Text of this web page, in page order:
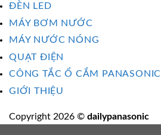
ĐÈN LED
MÁY BƠM NƯỚC
MÁY NƯỚC NÓNG
QUẠT ĐIỆN
CÔNG TẮC Ổ CẮM PANASONIC
GIỚI THIỆU
Copyright 2026 © dailypanasonic